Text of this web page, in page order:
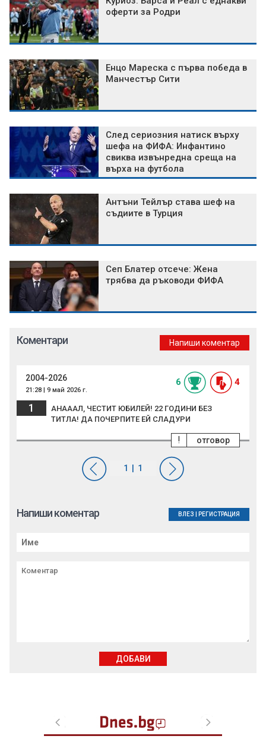
оферти за Родри
Енцо Мареска с първа победа в
Манчестър Сити
След сериозния натиск върху
шефа на ФИФА: Инфантино
свиква извънредна среща на
върха на футбола
Антъни Тейлър става шеф на
съдиите в Турция
Сеп Блатер отсече: Жена
трябва да ръководи ФИФА
Коментари Напиши коментар
2004-2026
21:28 | 9 май 2026 г.
6 4
1
АНАААЛ, ЧЕСТИТ ЮБИЛЕЙ! 22 ГОДИНИ БЕЗ
ТИТЛА! ДА ПОЧЕРПИТЕ ЕЙ СЛАДУРИ
отговор
!
Напиши коментар ВЛЕЗ РЕГИСТРАЦИЯ
ДОБАВИ